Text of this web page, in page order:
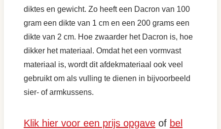
diktes en gewicht. Zo heeft een Dacron van 100
gram een dikte van 1 cm en een 200 grams een
dikte van 2 cm. Hoe zwaarder het Dacron is, hoe
dikker het materiaal. Omdat het een vormvast
materiaal is, wordt dit afdekmateriaal ook veel
gebruikt om als vulling te dienen in bijvoorbeeld
sier- of armkussens.
Klik hier voor een prijs opgave of bel